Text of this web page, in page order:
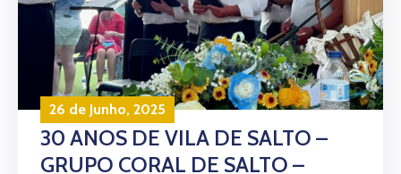
26 de Junho, 2025
30 ANOS DE VILA DE SALTO –
GRUPO CORAL DE SALTO –